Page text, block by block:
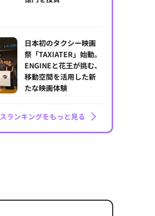
日本初のタクシー映画
祭「TAXIATER」始動。
ENGINEと花王が挑む、
移動空間を活用した新
たな映画体験
ランキングをもっと見る